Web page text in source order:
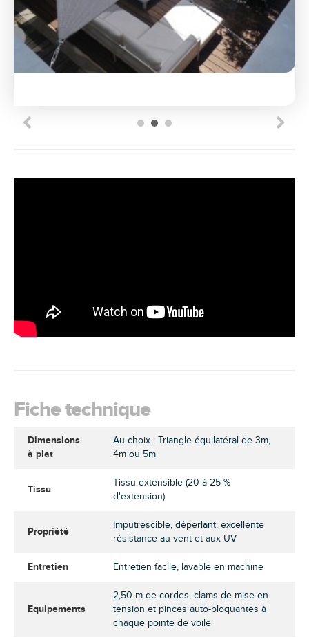
Fiche technique
Dimensions
à plat
Au choix : Triangle équilatéral de 3m,
4m ou 5m
Tissu
Tissu extensible (20 à 25 %
d'extension)
Propriété
Imputrescible, déperlant, excellente
résistance au vent et aux UV
Entretien Entretien facile, lavable en machine
Equipements
2,50 m de cordes, clams de mise en
tension et pinces auto-bloquantes à
chaque pointe de voile